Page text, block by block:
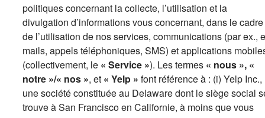
politiques concernant la collecte, l’utilisation et la
divulgation d’informations vous concernant, dans le cadre
de l’utilisation de nos services, communications (par ex.,
mails, appels téléphoniques, SMS) et applications
(collectivement, le « Service »). Les termes « nous », «
notre »/« nos », et « Yelp » font référence à : (i) Yelp Inc.,
une société constituée au Delaware dont le siège social
trouve à San Francisco en Californie, à moins que vous